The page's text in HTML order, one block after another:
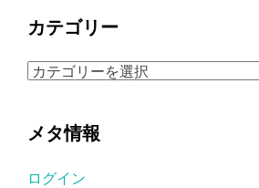
ブ
カテゴリー
カ
ー
メタ情報
ログイン